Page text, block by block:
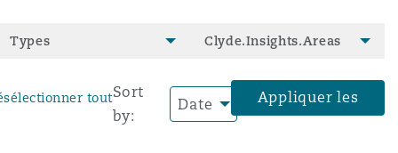
Types Clyde.Insights.Areas
toutSort
by:
Appliquer les